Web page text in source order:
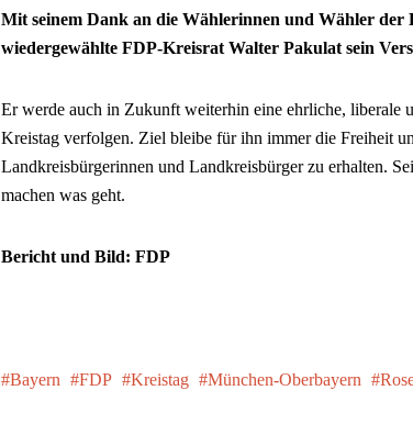
Mit seinem Dank an die Wählerinnen und Wähler der
wiedergewählte FDP-Kreisrat Walter Pakulat sein
Er werde auch in Zukunft weiterhin eine ehrliche, liberale
Kreistag verfolgen. Ziel bleibe für ihn immer die Freiheit
Landkreisbürgerinnen und Landkreisbürger zu erhalten.
machen was geht.
Bericht und Bild: FDP
Bayern FDP Kreistag München-Oberbayern